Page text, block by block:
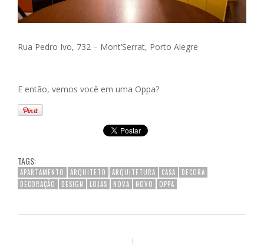
Rua Pedro Ivo, 732 – Mont’Serrat, Porto Alegre
E então, vemos você em uma Oppa?
TAGS:
APARTAMENTO ARQUITETO ARQUITETURA CASA
DECORA
DECORAÇÃO
DESIGN LOJAS NOVA NOVO OPPA